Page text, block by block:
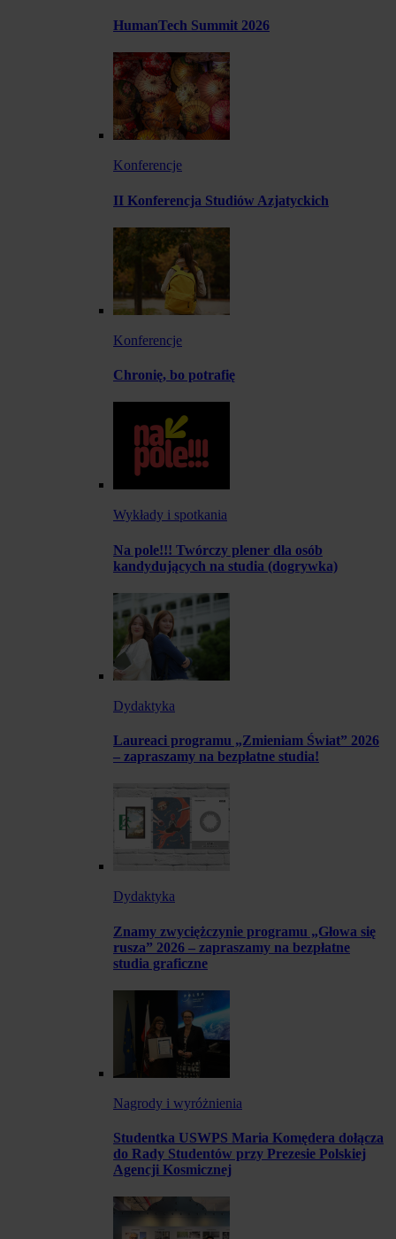
HumanTech Summit 2026
Konferencje
II Konferencja Studiów Azjatyckich
Konferencje
Chronię, bo potrafię
Wykłady i spotkania
Na pole!!! Twórczy plener dla osób
kandydujących na studia (dogrywka)
Dydaktyka
Laureaci programu „Zmieniam Świat” 2026
– zapraszamy na bezpłatne studia!
Dydaktyka
Znamy zwyciężczynie programu „Głowa się
rusza” 2026 – zapraszamy na bezpłatne
studia graficzne
Nagrody i wyróżnienia
Studentka USWPS Maria Komędera dołącza
do Rady Studentów przy Prezesie Polskiej
Agencji Kosmicznej